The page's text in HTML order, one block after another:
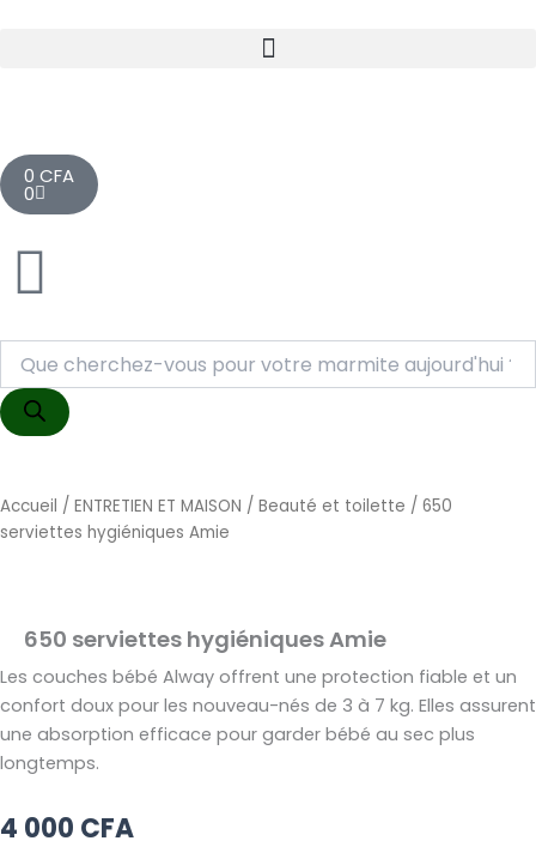
0 CFA
0
Cart
Recherche
produits
Accueil / ENTRETIEN ET MAISON / Beauté et toilette / 650
serviettes hygiéniques Amie
650 serviettes hygiéniques Amie
Les couches bébé Alway offrent une protection fiable et un
confort doux pour les nouveau-nés de 3 à 7 kg. Elles assurent
une absorption efficace pour garder bébé au sec plus
longtemps.
4 000 CFA